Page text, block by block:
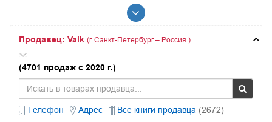
Продавец: Valk (г. Санкт-Петербург – Россия.)
(4701 продаж с 2020 г.)
Телефон Адрес Все книги продавца (2672)